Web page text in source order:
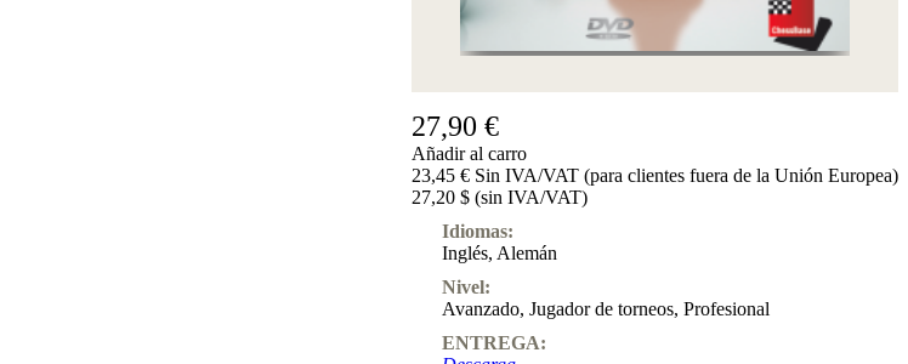
27,90 €
Añadir al carro
23,45 € Sin IVA/VAT (para clientes fuera de la Unión Europea)
27,20 $ (sin IVA/VAT)
Idiomas:
Inglés, Alemán
Nivel:
Avanzado, Jugador de torneos, Profesional
ENTREGA: